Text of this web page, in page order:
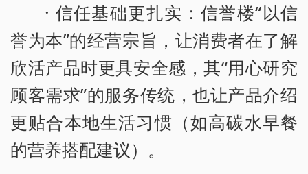
· 信任基础更扎实：信誉楼“以信
誉为本”的经营宗旨，让消费者在了解
欣活产品时更具安全感，其“用心研究
顾客需求”的服务传统，也让产品介绍
更贴合本地生活习惯（如高碳水早餐
的营养搭配建议）。